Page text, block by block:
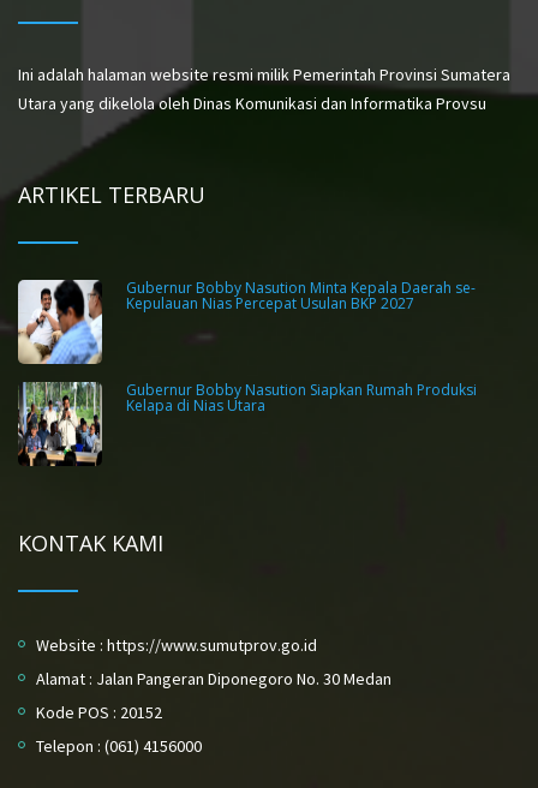
Ini adalah halaman website resmi milik Pemerintah Provinsi Sumatera
Utara yang dikelola oleh Dinas Komunikasi dan Informatika Provsu
ARTIKEL TERBARU
Gubernur Bobby Nasution Minta Kepala Daerah se-
Kepulauan Nias Percepat Usulan BKP 2027
Gubernur Bobby Nasution Siapkan Rumah Produksi
Kelapa di Nias Utara
KONTAK KAMI
Website : https://www.sumutprov.go.id
Alamat : Jalan Pangeran Diponegoro No. 30 Medan
Kode POS : 20152
Telepon : (061) 4156000